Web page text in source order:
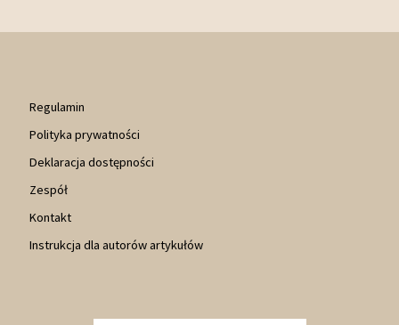
Regulamin
Polityka prywatności
Deklaracja dostępności
Zespół
Kontakt
Instrukcja dla autorów artykułów